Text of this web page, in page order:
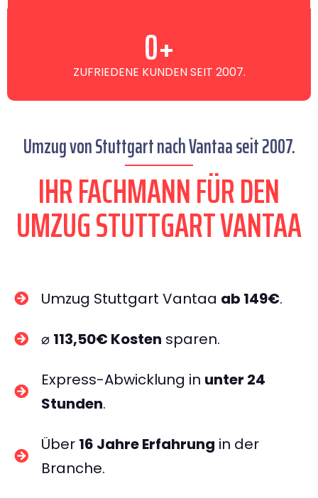
ZUFRIEDENE KUNDEN SEIT 2007.
0+
Umzug von Stuttgart nach Vantaa seit 2007.
IHR FACHMANN FÜR DEN
UMZUG STUTTGART VANTAA
Umzug Stuttgart Vantaa ab 149€.
⌀ 113,50€ Kosten sparen.
Express-Abwicklung in unter 24
Stunden.
Über 16 Jahre Erfahrung in der
Branche.